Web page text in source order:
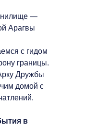
—
Арагвы
с гидом
границы.
Дружбы
домой с
в